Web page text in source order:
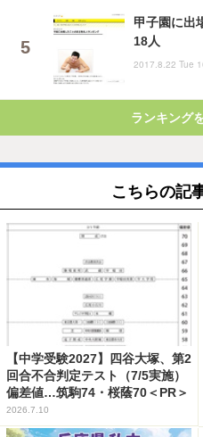
甲子園に出
18人
2017.8.22 Tue
ランキング
こちらの記
【中学受験2027】四谷大塚、第2
回合不合判定テスト（7/5実施）
偏差値…筑駒74・桜蔭70＜PR＞
2026.7.10